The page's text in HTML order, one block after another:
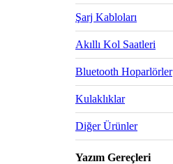
Şarj Kabloları
Akıllı Kol Saatleri
Bluetooth Hoparlörler
Kulaklıklar
Diğer Ürünler
Yazım Gereçleri